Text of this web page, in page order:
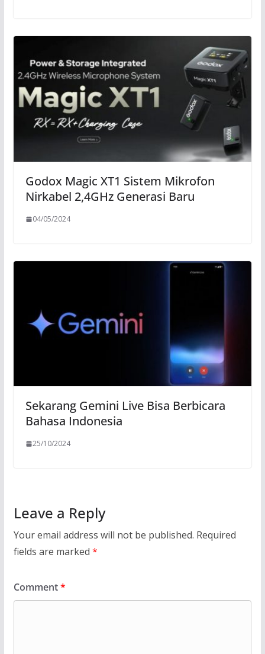
Godox Magic XT1 Sistem Mikrofon
Nirkabel 2,4GHz Generasi Baru
04/05/2024
Sekarang Gemini Live Bisa Berbicara
Bahasa Indonesia
25/10/2024
Leave a Reply
Your email address will not be published. Required
fields are marked *
Comment*